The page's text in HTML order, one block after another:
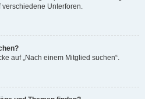
Unterforen.
auf „Nach einem Mitglied suchen“.